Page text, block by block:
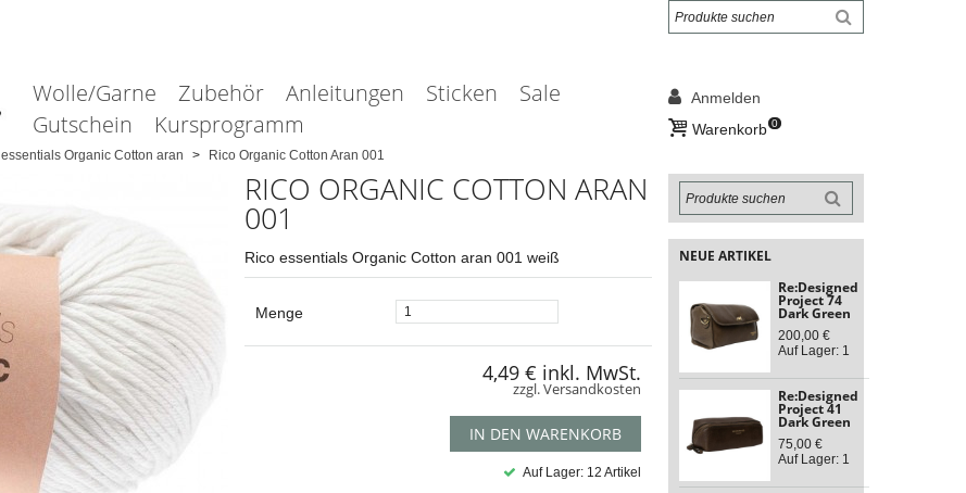
Wolle/Garne Zubehör Anleitungen Sticken
Sale
Gutschein
Kursprogramm
Anmelden
Warenkorb 0
essentials Organic Cotton aran Rico Organic Cotton Aran 001
RICO ORGANIC COTTON ARAN
001
Rico essentials Organic Cotton aran 001 weiß
Menge
4,49 € inkl. MwSt.
zzgl. Versandkosten
IN DEN WARENKORB
Auf Lager: 12 Artikel
NEUE ARTIKEL
Re:Designed
Project 74
Dark Green
200,00 €
Auf Lager: 1
Re:Designed
Project 41
Dark Green
75,00 €
Auf Lager: 1